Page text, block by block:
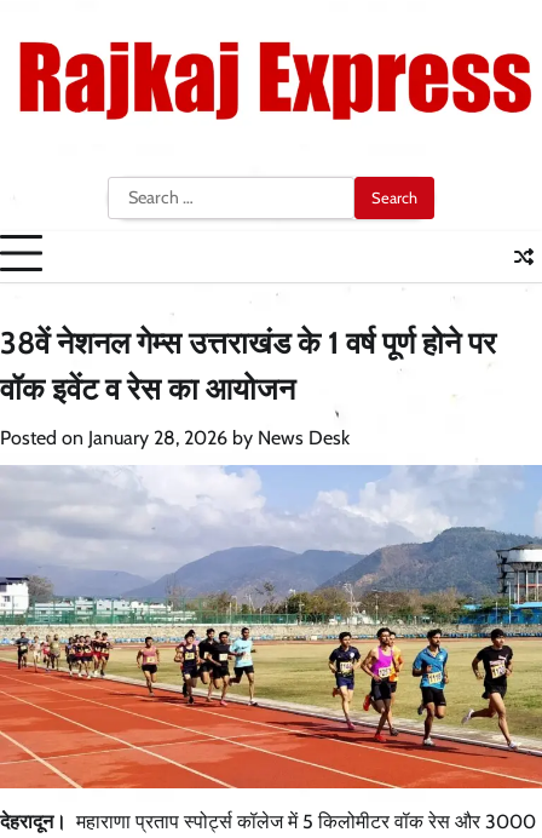
content
Search
for:
38वें नेशनल गेम्स उत्तराखंड के 1 वर्ष पूर्ण होने पर
वॉक इवेंट व रेस का आयोजन
Posted on January 28, 2026 by News Desk
देहरादून। महाराणा प्रताप स्पोर्ट्स कॉलेज में 5 किलोमीटर वॉक रेस और 3000